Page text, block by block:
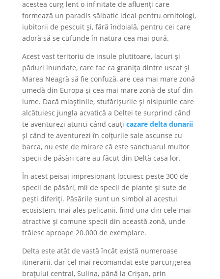
acestea curg lent o infinitate de afluenți care
formează un paradis sălbatic ideal pentru ornitologi,
iubitorii de pescuit și, fără îndoială, pentru cei care
adoră să se cufunde în natura cea mai pură.
Acest vast teritoriu de insule plutitoare, lacuri și
păduri inundate, care fac ca granița dintre uscat și
Marea Neagră să fie confuză, are cea mai mare zonă
umedă din Europa și cea mai mare zonă de stuf din
lume. Dacă mlaștinile, stufărișurile și nisipurile care
alcătuiesc jungla acvatică a Deltei te surprind când
te aventurezi atunci când cauți cazare delta dunarii
și când te aventurezi în colțurile sale ascunse cu
barca, nu este de mirare că este sanctuarul multor
specii de păsări care au făcut din Deltă casa lor.
În acest peisaj impresionant locuiesc peste 300 de
specii de păsări, mii de specii de plante și sute de
pești diferiți. Păsările sunt un simbol al acestui
ecosistem, mai ales pelicanii, fiind una din cele mai
atractive și comune specii din această zonă, unde
trăiesc aproape 20.000 de exemplare.
Delta este atât de vastă încât există numeroase
itinerarii, dar cel mai recomandat este parcurgerea
brațului central, Sulina, până la Crișan, prin